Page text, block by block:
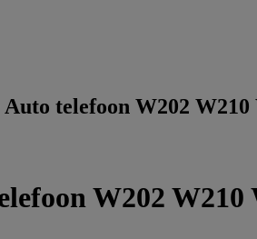
Auto telefoon W202
W202